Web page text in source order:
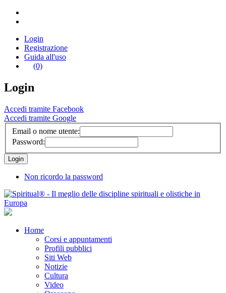
Login
Registrazione
Guida all'uso
(0)
Login
Accedi tramite Facebook
Accedi tramite Google
Email o nome utente:
Password:
Non ricordo la password
Home
Corsi e appuntamenti
Profili pubblici
Siti Web
Notizie
Cultura
Video